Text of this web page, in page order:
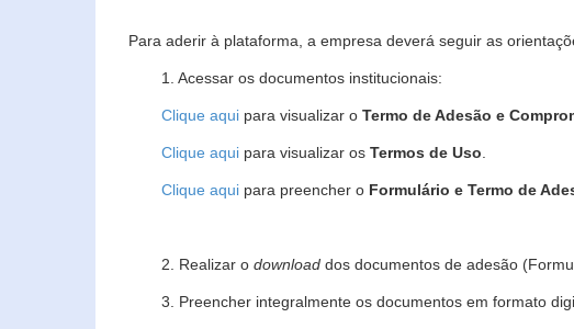
Para aderir à plataforma, a empresa deverá seguir as
1. Acessar os documentos institucionais:
Clique aqui para visualizar o Termo de Adesão e
Clique aqui para visualizar os Termos de Uso
Clique aqui para preencher o Formulário e Termo de
2. Realizar o download dos documentos de adesão
3. Preencher integralmente os documentos em formato